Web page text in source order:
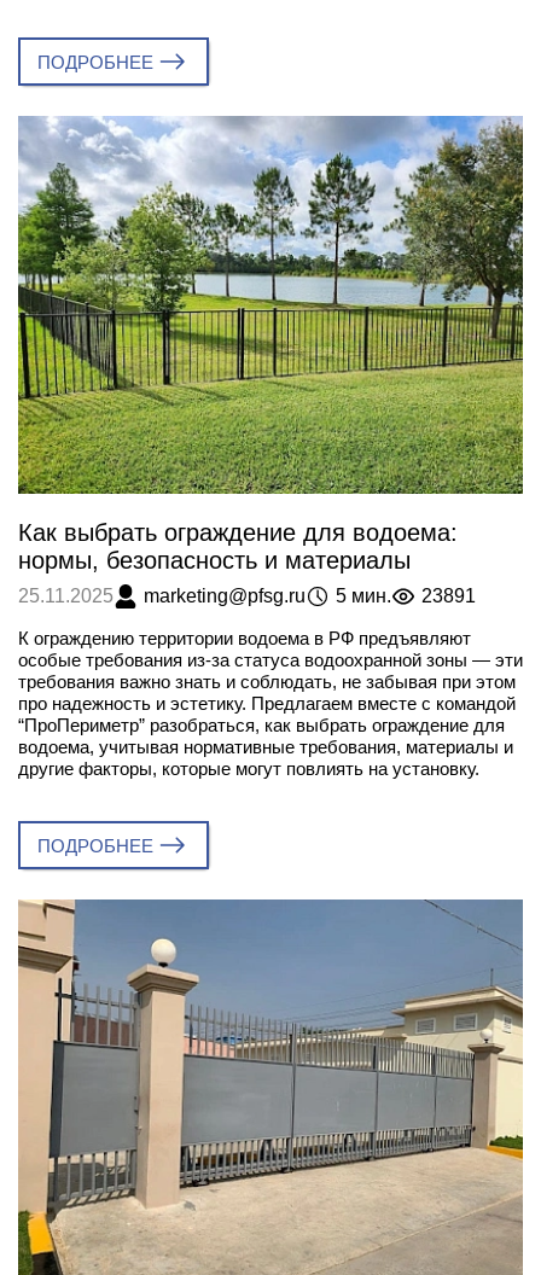
ПОДРОБНЕЕ
Как выбрать ограждение для водоема:
нормы, безопасность и материалы
25.11.2025 marketing@pfsg.ru 5 мин. 23891
К ограждению территории водоема в РФ предъявляют
особые требования из-за статуса водоохранной зоны — эти
требования важно знать и соблюдать, не забывая при этом
про надежность и эстетику. Предлагаем вместе с командой
“ПроПериметр” разобраться, как выбрать ограждение для
водоема, учитывая нормативные требования, материалы и
другие факторы, которые могут повлиять на установку.
ПОДРОБНЕЕ